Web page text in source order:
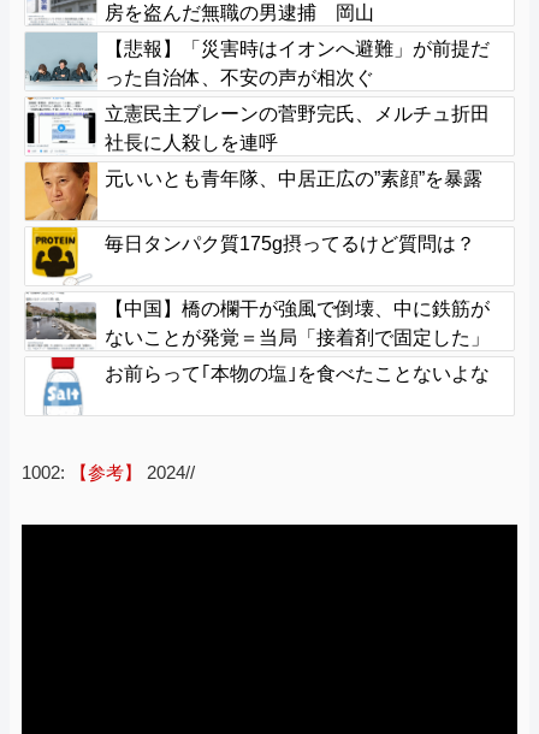
房を盗んだ無職の男逮捕 岡山
【悲報】「災害時はイオンへ避難」が前提だ
った自治体、不安の声が相次ぐ
立憲民主ブレーンの菅野完氏、メルチュ折田
社長に人殺しを連呼
元いいとも青年隊、中居正広の”素顔”を暴露
毎日タンパク質175g摂ってるけど質問は？
【中国】橋の欄干が強風で倒壊、中に鉄筋が
ないことが発覚＝当局「接着剤で固定した」
お前らって｢本物の塩｣を食べたことないよな
1002: 【参考】 2024//